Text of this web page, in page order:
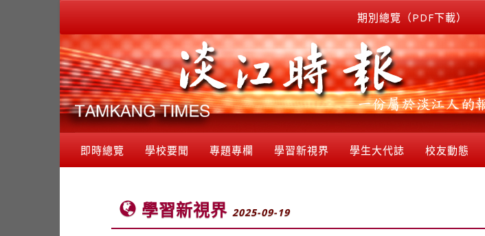
期別總覽（PDF下載）
即時總覽 學校要聞 專題專欄 學習新視界 學生大代誌 校友動態
學習新視界 2025-09-19